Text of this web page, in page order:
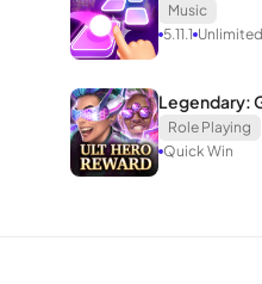
งการการกำหนดค่าเกมและพื้นที่
นชื่อโดยผู้เล่นชั้นนำในอุตสาหกร
กนี้ยังมีเกมเก่าอีกหลายเกมที่ถูกถ่
Music
5.11.1
Legendary:
Role Playing
Quick Win